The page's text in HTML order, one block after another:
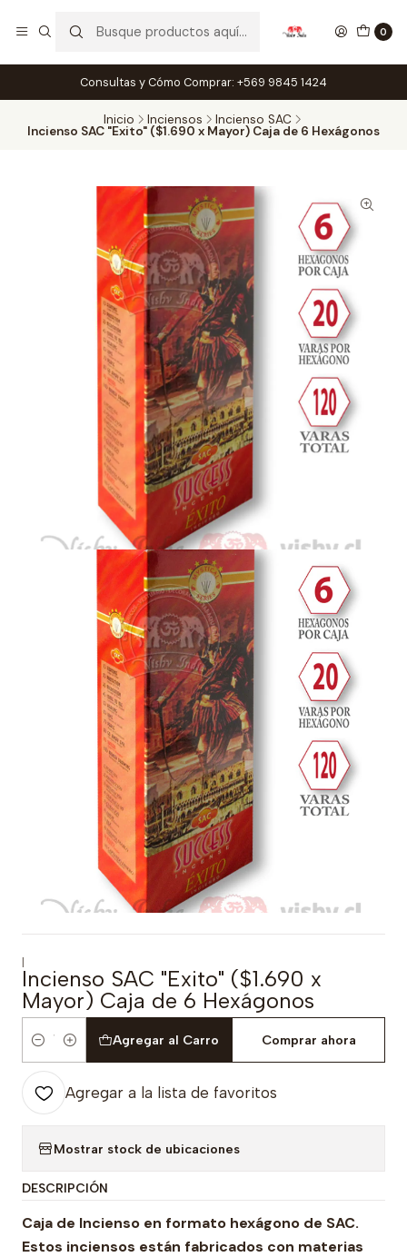
0
Consultas y Cómo Comprar: +569 9845 1424
Inicio Inciensos Incienso SAC
Incienso SAC "Exito" ($1.690 x Mayor) Caja de 6 Hexágonos
|
Incienso SAC "Exito" ($1.690 x
Mayor) Caja de 6 Hexágonos
Cantidad
Agregar al Carro Comprar ahora
Agregar a la lista de favoritos
Mostrar stock de ubicaciones
DESCRIPCIÓN
Caja de Incienso en formato hexágono de SAC.
Estos inciensos están fabricados con materias